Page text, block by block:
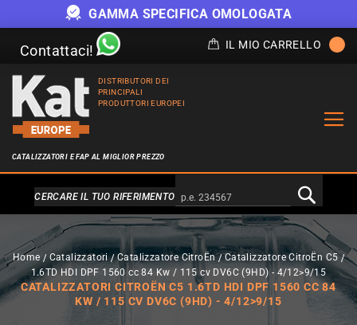
GAMMA SPECIFICA OMOLOGATA
Contattaci! IL MIO CARRELLO
DISTRIBUTORI DEI
PRINCIPALI
PRODUTTORI EUROPEI
CATALIZZATORI E FAP AL MIGLIOR PREZZO
Alternativa a Doofinder
CERCARE IL TUO RIFERIMENTO
Home Catalizzatori Catalizzatore CitroËn
Catalizzatore CitroËn C5
1.6TD HDI DPF 1560 cc 84 Kw / 115 cv DV6C (9HD) - 4/12>9/15
CATALIZZATORI CITROËN C5 1.6TD HDI DPF 1560 CC 84
KW / 115 CV DV6C (9HD) - 4/12>9/15